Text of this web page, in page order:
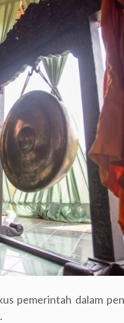
pemerintah dalam